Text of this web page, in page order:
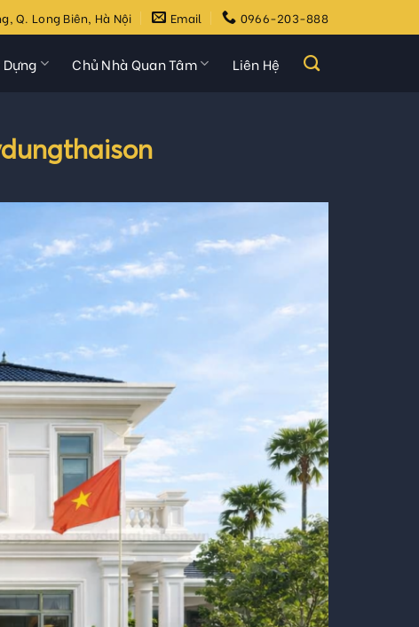
Q. Long Biên, Hà Nội Email 0966-203-888
Chủ Nhà Quan Tâm Liên Hệ